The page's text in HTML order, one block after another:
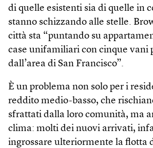
di quelle esistenti sia di quelle in
stanno schizzando alle stelle.
città sta “puntando su
case unifamiliari con cinque vani
dall’area di San Francisco”.
È un problema non solo per i
reddito medio-basso, che
sfrattati dalla loro comunità, ma
clima: molti dei nuovi arrivati,
ingrossare ulteriormente la flotta